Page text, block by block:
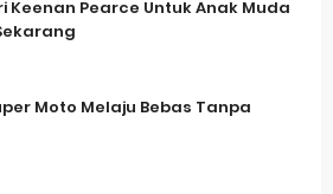
Keenan Pearce Untuk Anak Muda
Moto Melaju Bebas Tanpa